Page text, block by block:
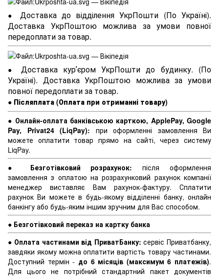
● Доставка до відділення УкрПошти (По Україні).
Доставка УкрПоштою можлива за умови повної
передоплати за товар.
● Доставка курʼєром УкрПошти до будинку. (По
Україні). Доставка УкрПоштою можлива за умови
повної передоплати за товар.
● Післяплата (Оплата при отриманні товару)
● Онлайн-оплата банківською карткою, ApplePay, Google
Pay, Privat24 (LiqPay): при оформленні замовлення Ви
можете оплатити товар прямо на сайті, через систему
LiqPay.
● Безготівковий розрахунок:після оформлення
замовлення з оплатою на розрахунковий рахунок компанії
менеджер виставляє Вам рахунок-фактуру. Сплатити
рахунок Ви можете в будь-якому відділенні банку, онлайн
банкінгу або будь-яким іншим зручним для Вас способом.
● Безготівковий переказ на картку банка
● Оплата частинами від ПриватБанку:сервіс Приватбанку,
завдяки якому можна оплатити вартість товару частинами.
Доступний термін - до 6 місяців (максимум 6 платежів).
Для цього не потрібний стандартний пакет документів